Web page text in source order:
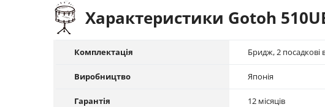
Характеристики Gotoh
Комплектація Бридж, 2 посадкові
Виробництво Японія
Гарантія 12 місяців